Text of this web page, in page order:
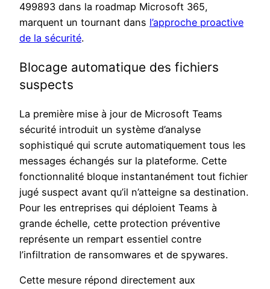
499893 dans la roadmap Microsoft 365,
marquent un tournant dans l’approche proactive
de la sécurité.
Blocage automatique des fichiers
suspects
La première mise à jour de Microsoft Teams
sécurité introduit un système d’analyse
sophistiqué qui scrute automatiquement tous les
messages échangés sur la plateforme. Cette
fonctionnalité bloque instantanément tout fichier
jugé suspect avant qu’il n’atteigne sa destination.
Pour les entreprises qui déploient Teams à
grande échelle, cette protection préventive
représente un rempart essentiel contre
l’infiltration de ransomwares et de spywares.
Cette mesure répond directement aux